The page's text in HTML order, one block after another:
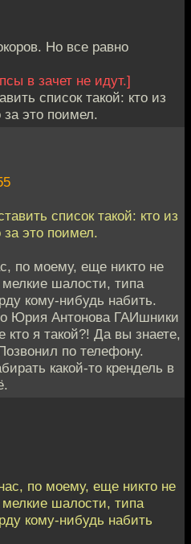
Но все равно
в зачет не идут.]
список такой: кто из
это поимел.
список такой: кто из
это поимел.
по моему, еще никто не
шалости, типа
кому-нибудь набить.
Юрия Антонова ГАИшники
я такой?! Да вы знаете,
по телефону.
какой-то крендель в
по моему, еще никто не
шалости, типа
кому-нибудь набить